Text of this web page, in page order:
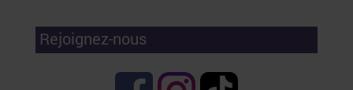
Rejoignez-nous